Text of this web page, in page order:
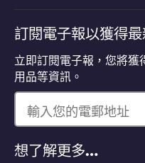
訂閱電子報以獲得
立即訂閱電子報，您將
用品等資訊。
輸入您的電郵地址
想了解更多…